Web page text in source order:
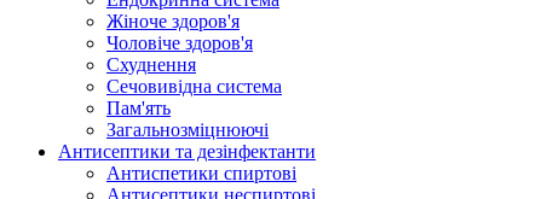
Жіноче здоров'я
Чоловіче здоров'я
Схуднення
Сечовивідна система
Пам'ять
Загальнозміцнюючі
Антисептики та дезінфектанти
Антиспетики спиртові